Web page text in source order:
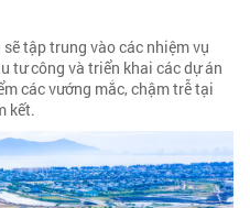
tập trung vào các nhiệm vụ
tư công và triển khai các dự án
các vướng mắc, chậm trễ tại
kết.